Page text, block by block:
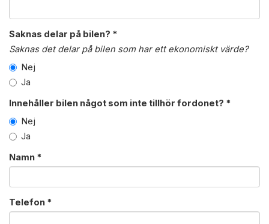
Saknas delar på bilen? *
Saknas det delar på bilen som har ett ekonomiskt värde?
Nej
Ja
Innehåller bilen något som inte tillhör fordonet? *
Nej
Ja
Namn *
Telefon *